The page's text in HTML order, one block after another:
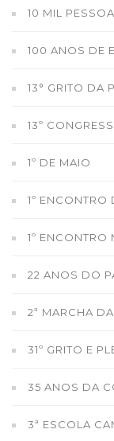
10 MIL
100 ANOS DE
13° GRITO DA
13º
1º DE MAIO
1º ENCONTRO
1º ENCONTRO
22 ANOS DO
2ª MARCHA
31º GRITO E
35 ANOS DA
3ª ESCOLA